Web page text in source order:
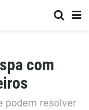
com
podem resolver